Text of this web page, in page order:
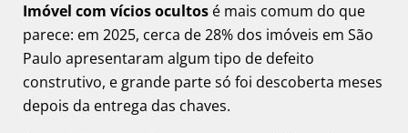
Imóvel com vícios ocultos é mais comum do que
parece: em 2025, cerca de 28% dos imóveis em São
Paulo apresentaram algum tipo de defeito
construtivo, e grande parte só foi descoberta meses
depois da entrega das chaves.